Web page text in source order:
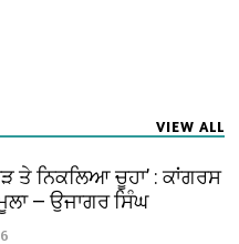
VIEW ALL
ਤੇ ਨਿਕਲਿਆ ਚੂਹਾ’ : ਕਾਂਗਰਸ
— ਉਜਾਗਰ ਸਿੰਘ